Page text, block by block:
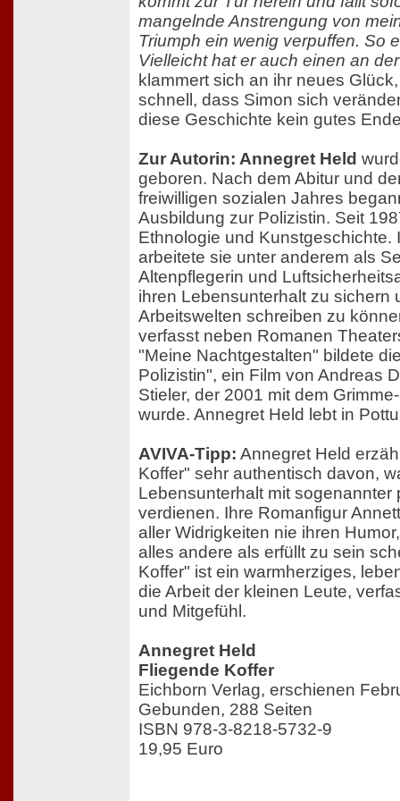
mangelnde Anstrengung von
Triumph ein wenig verpuffen. So
Vielleicht hat er auch einen an
klammert sich an ihr neues
schnell, dass Simon sich
diese Geschichte kein gutes
Zur Autorin: Annegret Held
geboren. Nach dem Abitur und
freiwilligen sozialen Jahres
Ausbildung zur Polizistin. Seit
Ethnologie und Kunstgeschichte.
arbeitete sie unter anderem als
Altenpflegerin und
ihren Lebensunterhalt zu sichern
Arbeitswelten schreiben zu
verfasst neben Romanen
"Meine Nachtgestalten" bildete
Polizistin", ein Film von Andreas
Stieler, der 2001 mit dem
wurde. Annegret Held lebt in
AVIVA-Tipp: Annegret Held
Koffer" sehr authentisch davon,
Lebensunterhalt mit sogenannter
verdienen. Ihre Romanfigur
aller Widrigkeiten nie ihren
alles andere als erfüllt zu sein
Koffer" ist ein warmherziges,
die Arbeit der kleinen Leute,
und Mitgefühl.
Annegret Held
Fliegende Koffer
Eichborn Verlag, erschienen
Gebunden, 288 Seiten
ISBN 978-3-8218-5732-9
19,95 Euro